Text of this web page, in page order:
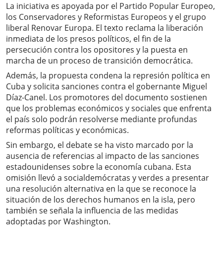
La iniciativa es apoyada por el Partido Popular Europeo,
los Conservadores y Reformistas Europeos y el grupo
liberal Renovar Europa. El texto reclama la liberación
inmediata de los presos políticos, el fin de la
persecución contra los opositores y la puesta en
marcha de un proceso de transición democrática.
Además, la propuesta condena la represión política en
Cuba y solicita sanciones contra el gobernante Miguel
Díaz-Canel. Los promotores del documento sostienen
que los problemas económicos y sociales que enfrenta
el país solo podrán resolverse mediante profundas
reformas políticas y económicas.
Sin embargo, el debate se ha visto marcado por la
ausencia de referencias al impacto de las sanciones
estadounidenses sobre la economía cubana. Esta
omisión llevó a socialdemócratas y verdes a presentar
una resolución alternativa en la que se reconoce la
situación de los derechos humanos en la isla, pero
también se señala la influencia de las medidas
adoptadas por Washington.